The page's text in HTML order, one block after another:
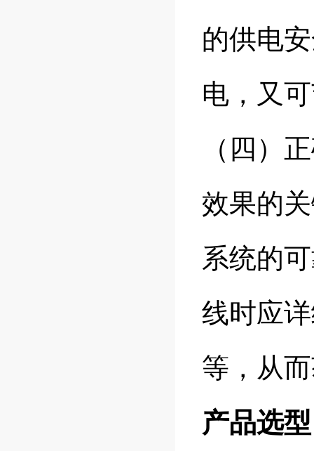
的供电
电，又
（四）
效果的
系统的
线时应
等，从
产品选